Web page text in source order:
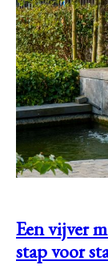
Een vijver
stap voor